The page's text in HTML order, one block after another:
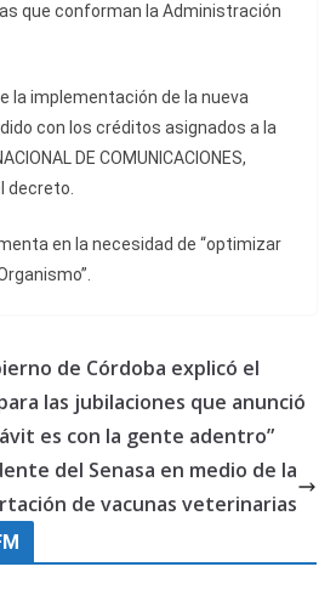
que conforman la Administración
la implementación de la nueva
con los créditos asignados a la
DE COMUNICACIONES,
decreto.
en la necesidad de “optimizar
de Córdoba explicó el
las jubilaciones que anunció
es con la gente adentro”
del Senasa en medio de la
de vacunas veterinarias